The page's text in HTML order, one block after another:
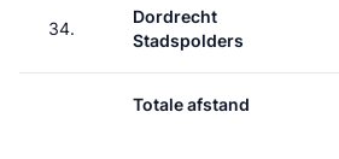
34.
Dordrecht
Stadspolders
Totale afstand